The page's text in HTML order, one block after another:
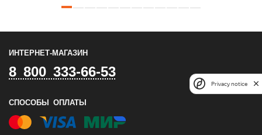
ИНТЕРНЕТ-МАГАЗИН
8 800 333-66-53
СПОСОБЫ ОПЛАТЫ
Privacy notice